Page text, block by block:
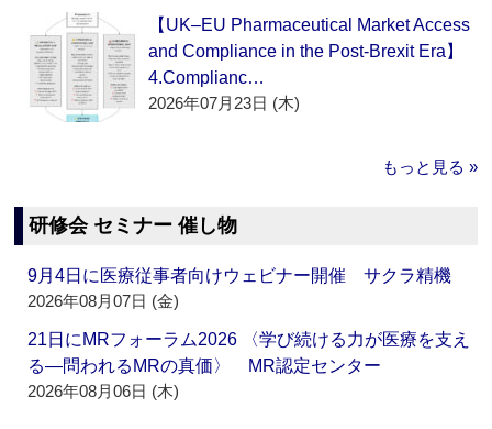
【UK–EU Pharmaceutical Market Access
and Compliance in the Post-Brexit Era】
4.Complianc…
2026年07月23日 (木)
もっと見る »
研修会 セミナー 催し物
9月4日に医療従事者向けウェビナー開催 サクラ精機
2026年08月07日 (金)
21日にMRフォーラム2026 〈学び続ける力が医療を支え
る―問われるMRの真価〉 MR認定センター
2026年08月06日 (木)